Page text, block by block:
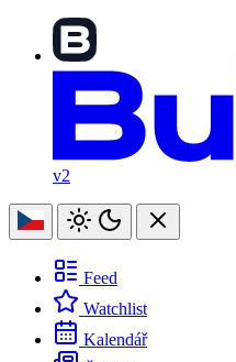
v2
Feed
Watchlist
Kalendář